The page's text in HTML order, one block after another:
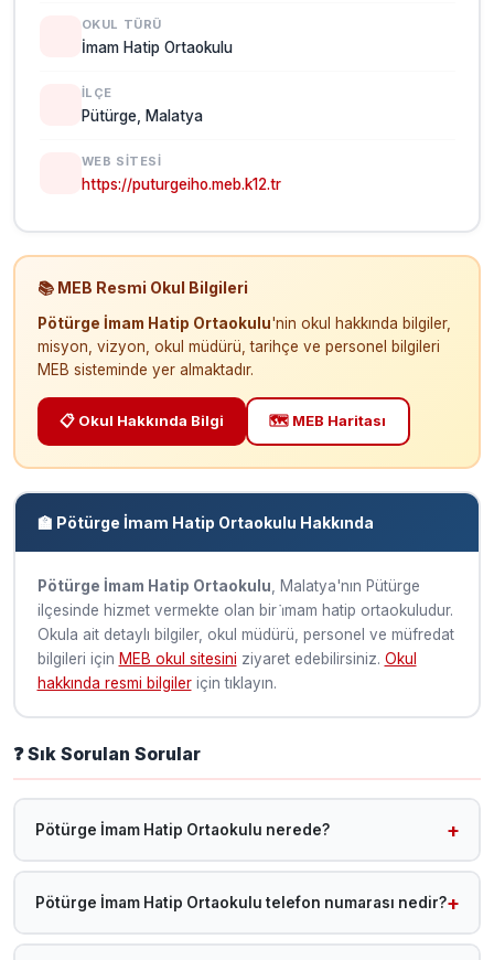
OKUL TÜRÜ
İmam Hatip Ortaokulu
İLÇE
Pütürge, Malatya
WEB SITESI
https://puturgeiho.meb.k12.tr
📚 MEB Resmi Okul Bilgileri
Pötürge İmam Hatip Ortaokulu'nin okul hakkında bilgiler,
misyon, vizyon, okul müdürü, tarihçe ve personel bilgileri
MEB sisteminde yer almaktadır.
📋 Okul Hakkında Bilgi 🗺️ MEB Haritası
🏫 Pötürge İmam Hatip Ortaokulu Hakkında
Pötürge İmam Hatip Ortaokulu , Malatya'nın Pütürge
ilçesinde hizmet vermekte olan bir i̇mam hatip ortaokuludur.
Okula ait detaylı bilgiler, okul müdürü, personel ve müfredat
bilgileri için MEB okul sitesini ziyaret edebilirsiniz. Okul
hakkında resmi bilgileriçin tıklayın.
❓ Sık Sorulan Sorular
Pötürge İmam Hatip Ortaokulu nerede?
Pötürge İmam Hatip Ortaokulu, Malatya Pütürge ilçesinde
yer almaktadır.
Pötürge İmam Hatip Ortaokulu telefon numarası nedir?
Telefon bilgisi sisteme henüz eklenmemiştir. MEB okul